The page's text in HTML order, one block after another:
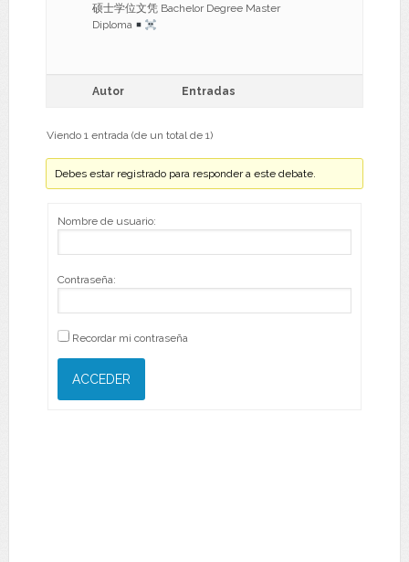
硕士学位文凭 Bachelor Degree Master
Diploma
Autor Entradas
Viendo 1 entrada (de un total de 1)
Debes estar registrado para responder a este debate.
Nombre de usuario:
Contraseña:
Recordar mi contraseña
ACCEDER